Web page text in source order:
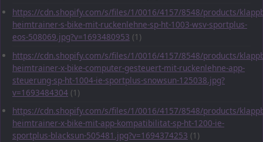
https://cdn.shopify.com/s/files/1/0016/4157/8548/products/
heimtrainer-s-bike-mit-ruckenlehne-sp-ht-1003-wsv-sportplus-
eos-508069.jpg?v=1693480953 (1)
https://cdn.shopify.com/s/files/1/0016/4157/8548/products/
heimtrainer-x-bike-computer-gesteuert-mit-ruckenlehne-app-
steuerung-sp-ht-1004-ie-sportplus-snowsun-125038.jpg?
v=1693484304 (1)
https://cdn.shopify.com/s/files/1/0016/4157/8548/products/
heimtrainer-x-bike-mit-app-kompatibilitat-sp-ht-1200-ie-
sportplus-blacksun-505481.jpg?v=1694374253 (1)